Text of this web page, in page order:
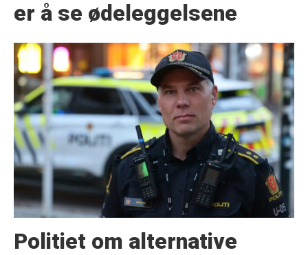
er å se ødeleggelsene
Politiet om alternative